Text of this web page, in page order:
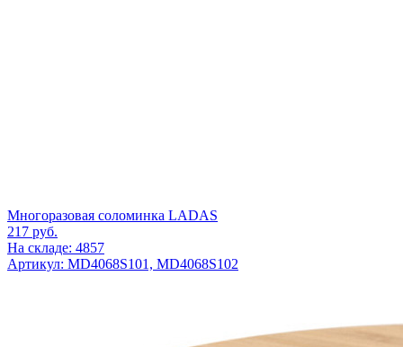
Многоразовая соломинка LADAS
217 руб.
На складе: 4857
Артикул: MD4068S101, MD4068S102